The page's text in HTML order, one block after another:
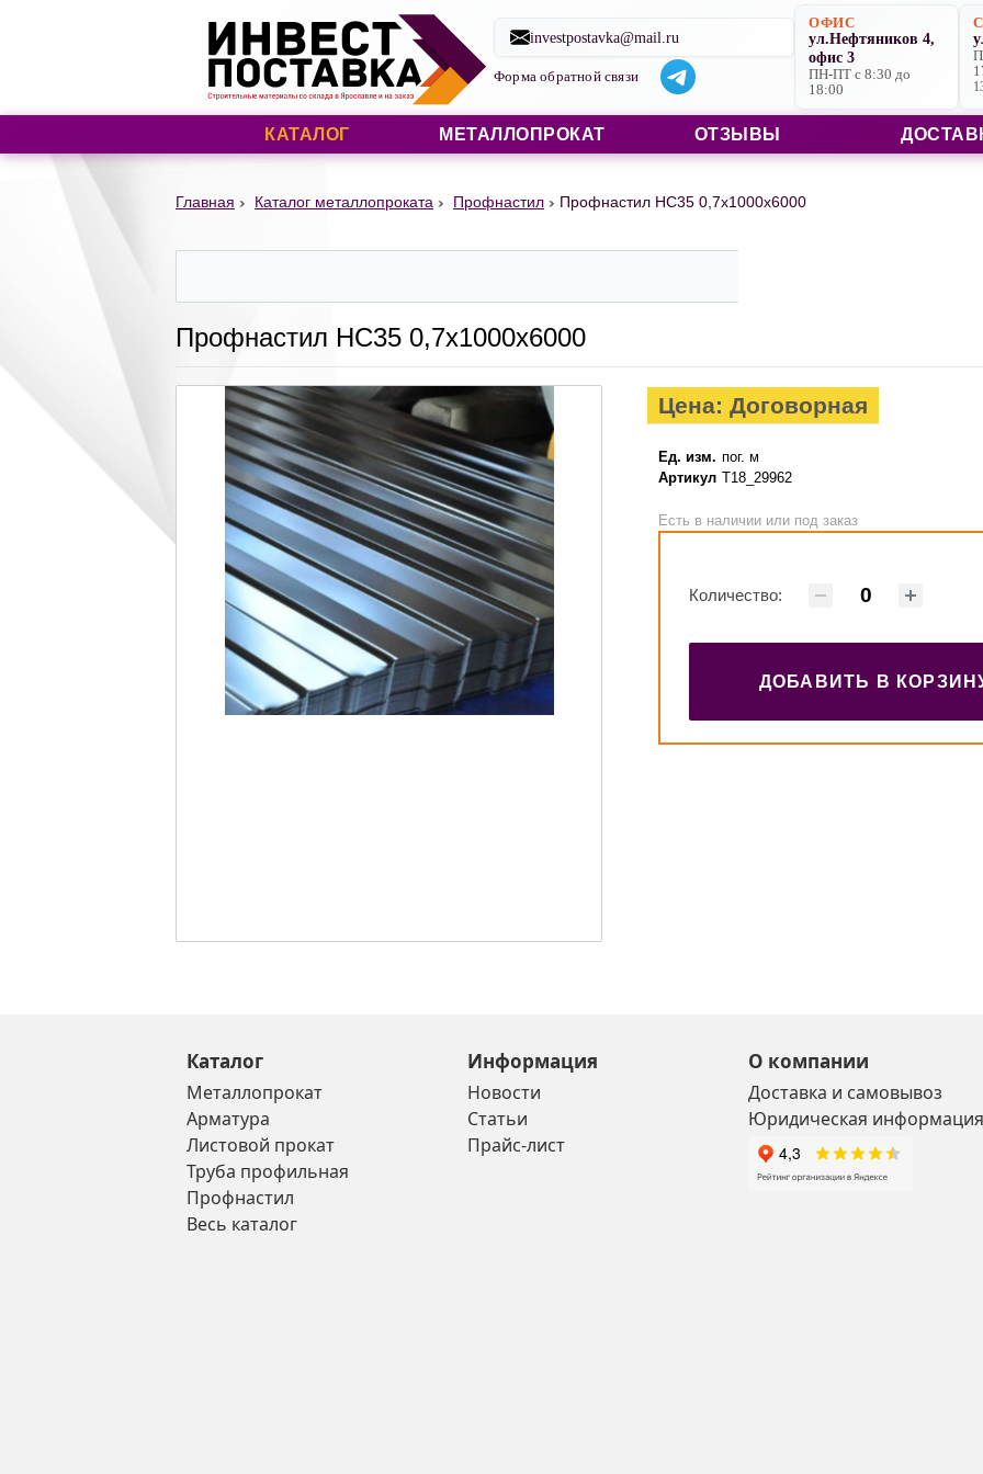
Строительные материалы со склада в Ярославле и на заказ
investpostavka@mail.ru
Форма обратной связи
ОФИС
ул.Нефтяников 4,
офис 3
ПН-ПТ с 8:30 до
18:00
КАТАЛОГ МЕТАЛЛОПРОКАТ ОТЗЫВЫ
Главная Каталог металлопроката Профнастил Профнастил НС35 0,7х1000х6000
Профнастил НС35 0,7х1000х6000
Цена: Договорная
Ед. изм. пог. м
Артикул Т18_29962
Есть в наличии или под заказ
Количество:
ДОБАВИТЬ В
Каталог
Металлопрокат
Арматура
Листовой прокат
Труба профильная
Профнастил
Весь каталог
Информация
Новости
Статьи
Прайс-лист
О компании
Доставка и самовывоз
Юридическая информация